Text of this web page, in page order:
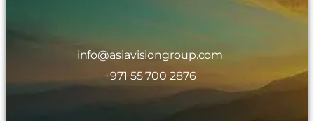
info@asiavisiongroup.com
+971 55 700 2876